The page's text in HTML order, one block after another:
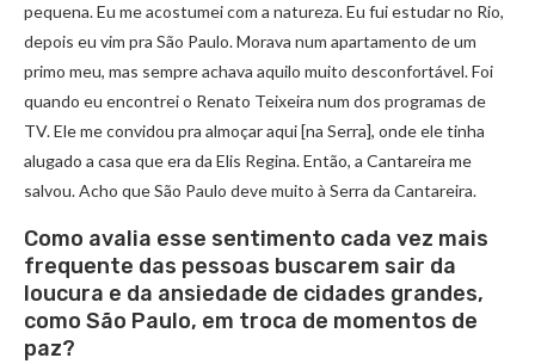
pequena. Eu me acostumei com a natureza. Eu fui estudar no Rio,
depois eu vim pra São Paulo. Morava num apartamento de um
primo meu, mas sempre achava aquilo muito desconfortável. Foi
quando eu encontrei o Renato Teixeira num dos programas de
TV. Ele me convidou pra almoçar aqui [na Serra], onde ele tinha
alugado a casa que era da Elis Regina. Então, a Cantareira me
salvou. Acho que São Paulo deve muito à Serra da Cantareira.
Como avalia esse sentimento cada vez mais
frequente das pessoas buscarem sair da
loucura e da ansiedade de cidades grandes,
como São Paulo, em troca de momentos de
paz?